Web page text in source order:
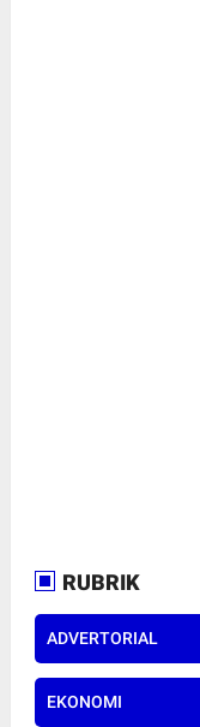
RUBRIK
ADVERTORIAL
EKONOMI